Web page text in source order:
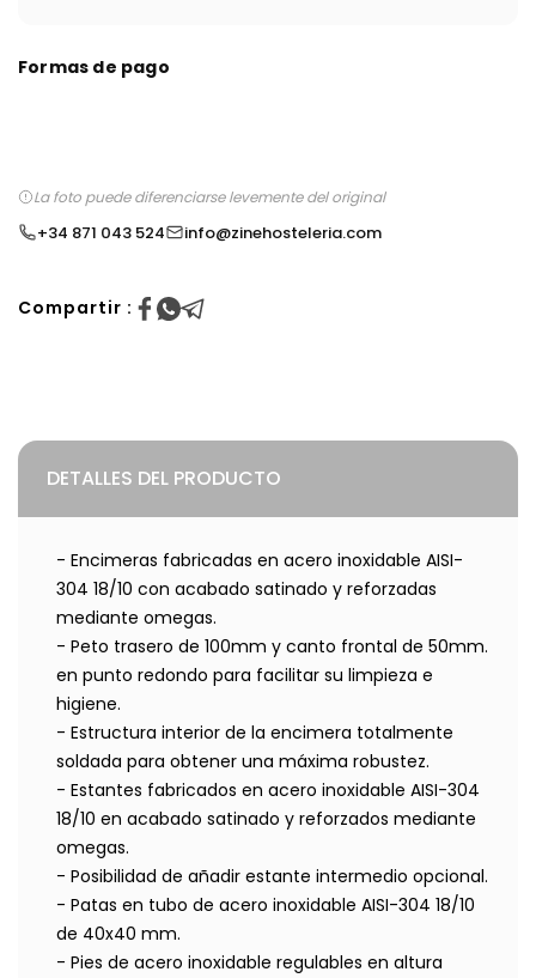
Formas de pago
La foto puede diferenciarse levemente del original
+34 871 043 524 info@zinehosteleria.com
Compartir :
DETALLES DEL PRODUCTO
- Encimeras fabricadas en acero inoxidable AISI-
304 18/10 con acabado satinado y reforzadas
mediante omegas.
- Peto trasero de 100mm y canto frontal de 50mm.
en punto redondo para facilitar su limpieza e
higiene.
- Estructura interior de la encimera totalmente
soldada para obtener una máxima robustez.
- Estantes fabricados en acero inoxidable AISI-304
18/10 en acabado satinado y reforzados mediante
omegas.
- Posibilidad de añadir estante intermedio opcional.
- Patas en tubo de acero inoxidable AISI-304 18/10
de 40x40 mm.
- Pies de acero inoxidable regulables en altura